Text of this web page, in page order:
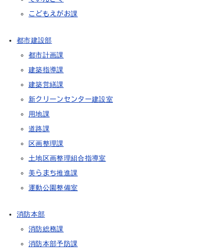
こどもえがお課
都市建設部
都市計画課
建築指導課
建築営繕課
新クリーンセンター建設室
用地課
道路課
区画整理課
土地区画整理組合指導室
美らまち推進課
運動公園整備室
消防本部
消防総務課
消防本部予防課